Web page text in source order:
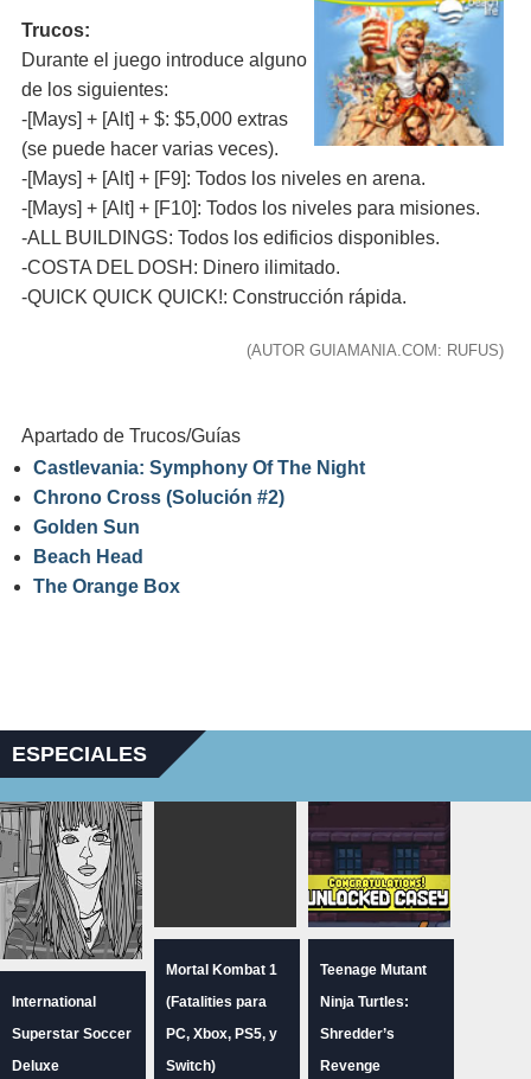
Trucos:
Durante el juego introduce alguno
de los siguientes:
-[Mays] + [Alt] + $: $5,000 extras
(se puede hacer varias veces).
-[Mays] + [Alt] + [F9]: Todos los niveles en arena.
-[Mays] + [Alt] + [F10]: Todos los niveles para misiones.
-ALL BUILDINGS: Todos los edificios disponibles.
-COSTA DEL DOSH: Dinero ilimitado.
-QUICK QUICK QUICK!: Construcción rápida.
(AUTOR GUIAMANIA.COM: RUFUS)
Apartado de Trucos/Guías
Castlevania: Symphony Of The Night
Chrono Cross (Solución #2)
Golden Sun
Beach Head
The Orange Box
ESPECIALES
International
Superstar Soccer
Deluxe
Mortal Kombat 1
(Fatalities para
PC, Xbox, PS5, y
Switch)
Teenage Mutant
Ninja Turtles:
Shredder’s
Revenge